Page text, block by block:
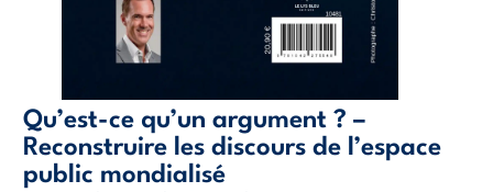
Qu’est-ce qu’un argument ? –
Reconstruire les discours de l’espace
public mondialisé